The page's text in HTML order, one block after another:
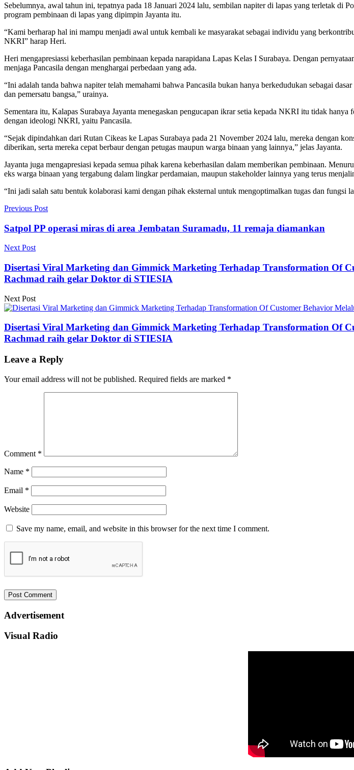
Sebelumnya, awal tahun ini, tepatnya pada 18 Januari 2024 lalu, sembilan napiter di lapas yang terletak
program pembinaan di lapas yang dipimpin Jayanta itu.
“Kami berharap hal ini mampu menjadi awal untuk kembali ke masyarakat sebagai individu yang
NKRI” harap Heri.
Heri mengapresiassi keberhasilan pembinaan kepada narapidana Lapas Kelas I Surabaya. Dengan
menjaga Pancasila dengan menghargai perbedaan yang ada.
“Ini adalah tanda bahwa napiter telah memahami bahwa Pancasila bukan hanya berkedudukan sebagai
dan pemersatu bangsa,” urainya.
Sementara itu, Kalapas Surabaya Jayanta menegaskan pengucapan ikrar setia kepada NKRI itu tidak
dengan ideologi NKRI, yaitu Pancasila.
“Sejak dipindahkan dari Rutan Cikeas ke Lapas Surabaya pada 21 November 2024 lalu, mereka dengan
diberikan, serta mereka cepat berbaur dengan petugas maupun warga binaan yang lainnya,” jelas Jayanta.
Jayanta juga mengapresiasi kepada semua pihak karena keberhasilan dalam memberikan pembinaan.
eks warga binaan yang tergabung dalam lingkar perdamaian, maupun stakeholder lainnya yang terus
“Ini jadi salah satu bentuk kolaborasi kami dengan pihak eksternal untuk mengoptimalkan tugas dan fungsi
Previous Post
Satpol PP operasi miras di area Jembatan Suramadu, 11 remaja diamankan
Next Post
Disertasi Viral Marketing dan Gimmick Marketing Terhadap Transformation Of
Rachmad raih gelar Doktor di STIESIA
Next Post
Disertasi Viral Marketing dan Gimmick Marketing Terhadap Transformation Of
Rachmad raih gelar Doktor di STIESIA
Leave a Reply
Your email address will not be published. Required fields are marked *
Comment *
Name *
Email *
Website
Save my name, email, and website in this browser for the next time I comment.
Advertisement
Visual Radio